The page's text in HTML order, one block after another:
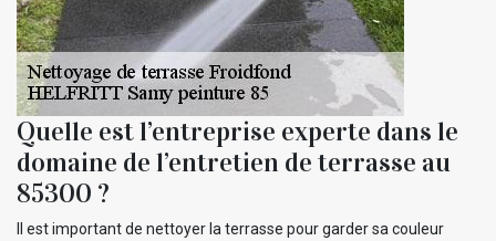
Quelle est l’entreprise experte dans le
domaine de l’entretien de terrasse au
85300 ?
Il est important de nettoyer la terrasse pour garder sa couleur